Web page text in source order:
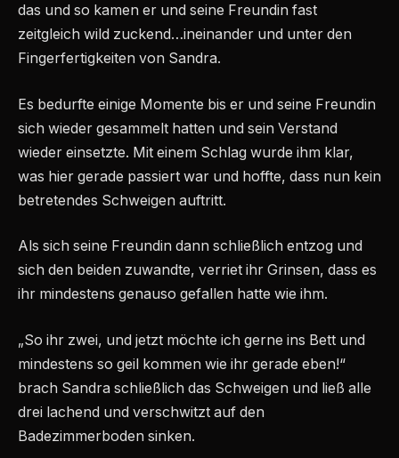
das und so kamen er und seine Freundin fast
zeitgleich wild zuckend…ineinander und unter den
Fingerfertigkeiten von Sandra.
Es bedurfte einige Momente bis er und seine Freundin
sich wieder gesammelt hatten und sein Verstand
wieder einsetzte. Mit einem Schlag wurde ihm klar,
was hier gerade passiert war und hoffte, dass nun kein
betretendes Schweigen auftritt.
Als sich seine Freundin dann schließlich entzog und
sich den beiden zuwandte, verriet ihr Grinsen, dass es
ihr mindestens genauso gefallen hatte wie ihm.
„So ihr zwei, und jetzt möchte ich gerne ins Bett und
mindestens so geil kommen wie ihr gerade eben!“
brach Sandra schließlich das Schweigen und ließ alle
drei lachend und verschwitzt auf den
Badezimmerboden sinken.